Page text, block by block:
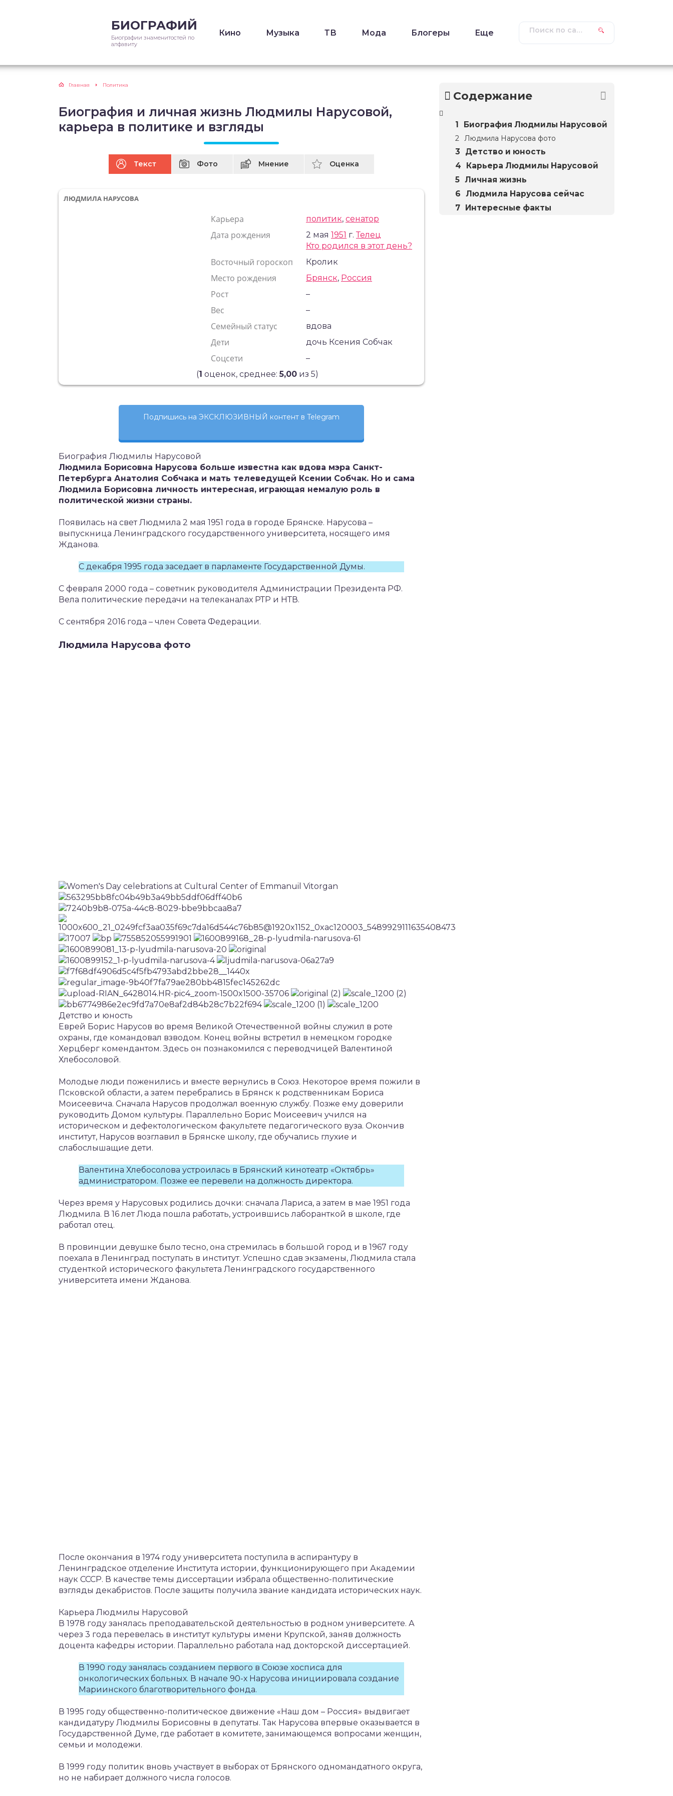
БИОГРАФИЙ
Биографии знаменитостей по
алфавиту
Кино Музыка ТВ Мода Блогеры Еще
Главная Политика
Биография и личная жизнь Людмилы Нарусовой,
карьера в политике и взгляды
Текст Фото Мнение Оценка
ЛЮДМИЛА НАРУСОВА
Карьера политик,сенатор
Дата рождения 2 мая1951 г.Телец
Кто родился в этот день?
Восточный гороскоп Кролик
Место рождения Брянск, Россия
Рост –
Вес –
Семейный статус вдова
Дети дочь Ксения Собчак
Соцсети
–
(1 оценок, среднее:5,00 из 5)
Подпишись на ЭКСКЛЮЗИВНЫЙ контент в Telegram
Биография Людмилы Нарусовой
Людмила Борисовна Нарусова больше известна как вдова мэра Санкт-
Петербурга Анатолия Собчака и мать телеведущей Ксении Собчак. Но и сама
Людмила Борисовна личность интересная, играющая немалую роль в
политической жизни страны.
Появилась на свет Людмила 2 мая 1951 года в городе Брянске. Нарусова –
выпускница Ленинградского государственного университета, носящего имя
Жданова.
С декабря 1995 года заседает в парламенте Государственной Думы.
С февраля 2000 года – советник руководителя Администрации Президента РФ.
Вела политические передачи на телеканалах РТР и НТВ.
С сентября 2016 года – член Совета Федерации.
Людмила Нарусова фото
Детство и юность
Еврей Борис Нарусов во время Великой Отечественной войны служил в роте
охраны, где командовал взводом. Конец войны встретил в немецком городке
Херцберг комендантом. Здесь он познакомился с переводчицей Валентиной
Хлебосоловой.
Молодые люди поженились и вместе вернулись в Союз. Некоторое время пожили в
Псковской области, а затем перебрались в Брянск к родственникам Бориса
Моисеевича. Сначала Нарусов продолжал военную службу. Позже ему доверили
руководить Домом культуры. Параллельно Борис Моисеевич учился на
историческом и дефектологическом факультете педагогического вуза. Окончив
институт, Нарусов возглавил в Брянске школу, где обучались глухие и
слабослышащие дети.
Валентина Хлебосолова устроилась в Брянский кинотеатр «Октябрь»
администратором. Позже ее перевели на должность директора.
Через время у Нарусовых родились дочки: сначала Лариса, а затем в мае 1951 года
Людмила. В 16 лет Люда пошла работать, устроившись лаборанткой в школе, где
работал отец.
В провинции девушке было тесно, она стремилась в большой город и в 1967 году
поехала в Ленинград поступать в институт. Успешно сдав экзамены, Людмила стала
студенткой исторического факультета Ленинградского государственного
университета имени Жданова.
После окончания в 1974 году университета поступила в аспирантуру в
Ленинградское отделение Института истории, функционирующего при Академии
наук СССР. В качестве темы диссертации избрала общественно-политические
взгляды декабристов. После защиты получила звание кандидата исторических наук.
Карьера Людмилы Нарусовой
В 1978 году занялась преподавательской деятельностью в родном университете. А
через 3 года перевелась в институт культуры имени Крупской, заняв должность
доцента кафедры истории. Параллельно работала над докторской диссертацией.
В 1990 году занялась созданием первого в Союзе хосписа для
онкологических больных. В начале 90-х Нарусова инициировала создание
Мариинского благотворительного фонда.
В 1995 году общественно-политическое движение «Наш дом – Россия» выдвигает
кандидатуру Людмилы Борисовны в депутаты. Так Нарусова впервые оказывается в
Государственной Думе, где работает в комитете, занимающемся вопросами женщин,
семьи и молодежи.
В 1999 году политик вновь участвует в выборах от Брянского одномандатного округа,
но не набирает должного числа голосов.
Содержание
Биография Людмилы Нарусовой
Людмила Нарусова фото
Детство и юность
Карьера Людмилы Нарусовой
Личная жизнь
Людмила Нарусова сейчас
Интересные факты